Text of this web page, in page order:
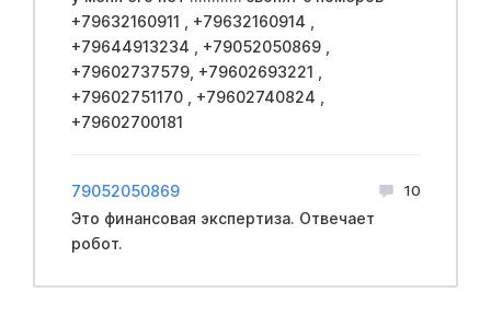
+79632160911 , +79632160914 ,
+79644913234 , +79052050869 ,
+79602737579, +79602693221 ,
+79602751170 , +79602740824 ,
+79602700181
79052050869 10
Это финансовая экспертиза. Отвечает
робот.